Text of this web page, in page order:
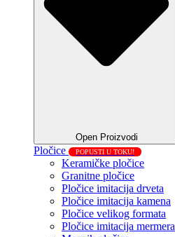
Open Proizvodi
Pločice POPUSTI U TOKU!
Keramičke pločice
Granitne pločice
Pločice imitacija drveta
Pločice imitacija kamena
Pločice velikog formata
Pločice imitacija mermera